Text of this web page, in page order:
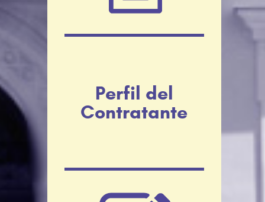
Perfil del
Contratante